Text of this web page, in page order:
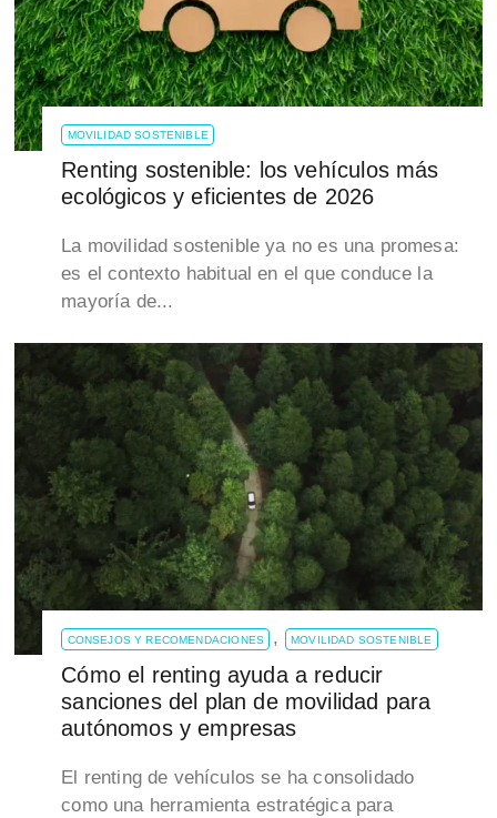
MOVILIDAD SOSTENIBLE
Renting sostenible: los vehículos más
ecológicos y eficientes de 2026
La movilidad sostenible ya no es una promesa:
es el contexto habitual en el que conduce la
mayoría de...
CONSEJOS Y RECOMENDACIONES , MOVILIDAD SOSTENIBLE
Cómo el renting ayuda a reducir
sanciones del plan de movilidad para
autónomos y empresas
El renting de vehículos se ha consolidado
como una herramienta estratégica para